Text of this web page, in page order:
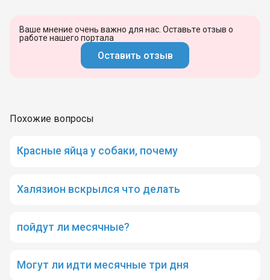
Ваше мнение очень важно для нас. Оставьте отзыв о
работе нашего портала
Оставить отзыв
Похожие вопросы
Красные яйца у собаки, почему
Халязион вскрылся что делать
пойдут ли месячные?
Могут ли идти месячные три дня